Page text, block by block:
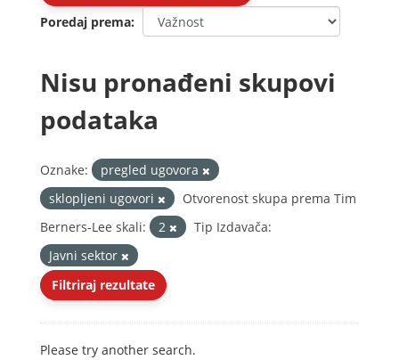
Poredaj prema
Nisu pronađeni skupovi
podataka
Oznake:
pregled ugovora
sklopljeni ugovori
Otvorenost skupa prema Tim
Berners-Lee skali:
2
Tip Izdavača:
Javni sektor
Filtriraj rezultate
Please try another search.